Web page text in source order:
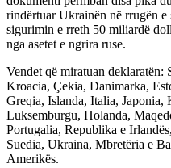
rindërtuar Ukrainën në rrugën
sigurimin e rreth 50 miliardë
nga asetet e ngrira ruse.
Vendet që miratuan
Kroacia, Çekia, Danimarka,
Greqia, Islanda, Italia,
Luksemburgu, Holanda,
Portugalia, Republika e
Suedia, Ukraina, Mbretëria e
Amerikës.